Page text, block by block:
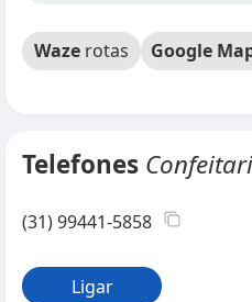
Waze rotas Google
Telefones
(31) 99441-5858
Ligar